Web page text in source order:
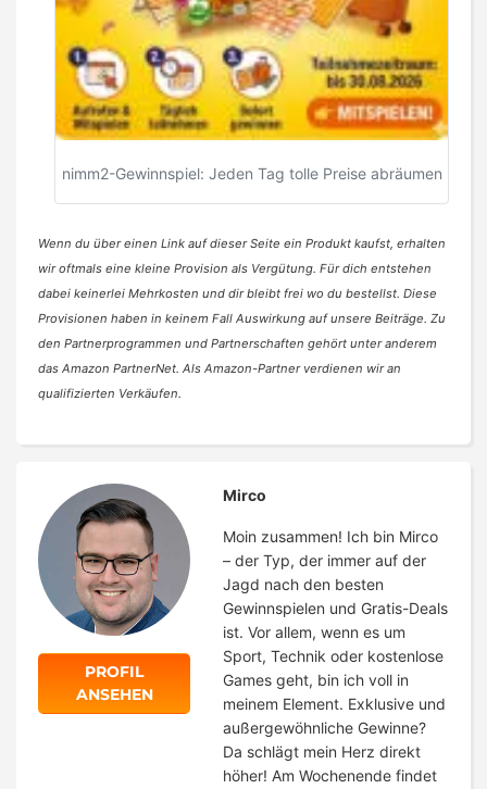
nimm2-Gewinnspiel: Jeden Tag tolle Preise abräumen
Wenn du über einen Link auf dieser Seite ein Produkt kaufst, erhalten
wir oftmals eine kleine Provision als Vergütung. Für dich entstehen
dabei keinerlei Mehrkosten und dir bleibt frei wo du bestellst. Diese
Provisionen haben in keinem Fall Auswirkung auf unsere Beiträge. Zu
den Partnerprogrammen und Partnerschaften gehört unter anderem
das Amazon PartnerNet. Als Amazon-Partner verdienen wir an
qualifizierten Verkäufen.
PROFIL
ANSEHEN
Mirco
Moin zusammen! Ich bin Mirco
– der Typ, der immer auf der
Jagd nach den besten
Gewinnspielen und Gratis-Deals
ist. Vor allem, wenn es um
Sport, Technik oder kostenlose
Games geht, bin ich voll in
meinem Element. Exklusive und
außergewöhnliche Gewinne?
Da schlägt mein Herz direkt
höher! Am Wochenende findet